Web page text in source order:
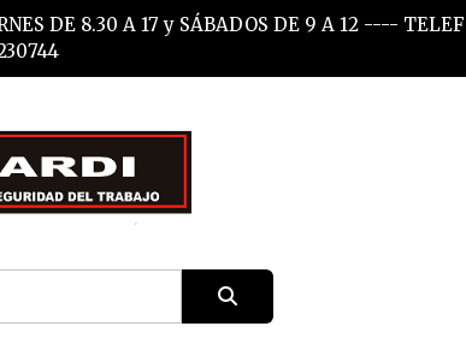
DE 8.30 A 17 y SÁBADOS DE 9 A 12 ----